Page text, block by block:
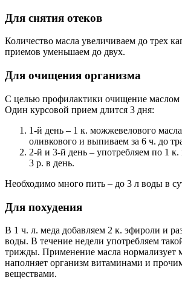
Для снятия отеков
Количество масла увеличиваем до трех
приемов уменьшаем до двух.
Для очищения организма
С целью профилактики очищение маслом
Один курсовой прием длится 3 дня:
1-й день – 1 к. можжевелового
оливкового и выпиваем за 6 ч. до
2-й и 3-й день – употребляем по 1
3 р. в день.
Необходимо много пить – до 3 л воды в
Для похудения
В 1 ч. л. меда добавляем 2 к. эфироли и
воды. В течение недели употребляем
трижды. Применение масла нормализует
наполняет организм витаминами и
веществами.